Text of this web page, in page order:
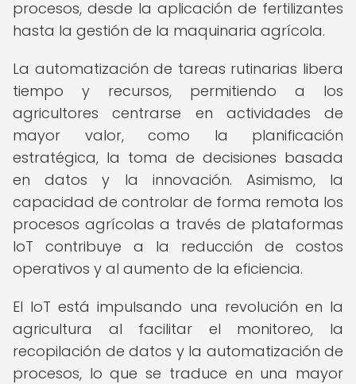
procesos, desde la aplicación de fertilizantes
hasta la gestión de la maquinaria agrícola.
La automatización de tareas rutinarias libera
tiempo y recursos, permitiendo a los
agricultores centrarse en actividades de
mayor valor, como la planificación
estratégica, la toma de decisiones basada
en datos y la innovación. Asimismo, la
capacidad de controlar de forma remota los
procesos agrícolas a través de plataformas
IoT contribuye a la reducción de costos
operativos y al aumento de la eficiencia.
El IoT está impulsando una revolución en la
agricultura al facilitar el monitoreo, la
recopilación de datos y la automatización de
procesos, lo que se traduce en una mayor